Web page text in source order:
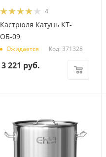
4
Кастрюля Катунь КТ-
ОБ-09
Ожидается Код: 371328
3 221 руб.